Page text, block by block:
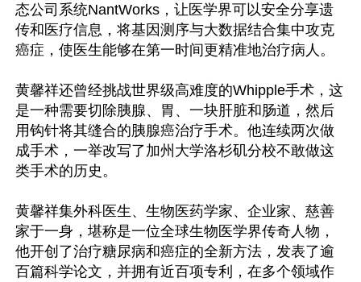
态公司系统NantWorks，让医学界可以安全分享遗
传和医疗信息，将基因测序与大数据结合集中攻克
癌症，使医生能够在第一时间更精准地治疗病人。
黄馨祥还曾经挑战世界级高难度的Whipple手术，这
是一种需要切除胰腺、胃、一块肝脏和肠道，然后
用钩针将其缝合的胰腺癌治疗手术。他连续两次做
成手术，一举改写了加州大学洛杉矶分校不敢做这
类手术的历史。
黄馨祥集外科医生、生物医药学家、企业家、慈善
家于一身，堪称是一位全球生物医学界传奇人物，
他开创了治疗糖尿病和癌症的全新方法，发表了逾
百篇科学论文，并拥有近百项专利，在多个领域作